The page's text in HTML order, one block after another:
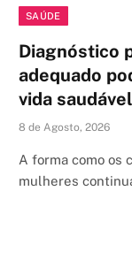
SAÚDE
Diagnóstico
adequado
vida
8 de Agosto, 2026
A forma como os
mulheres